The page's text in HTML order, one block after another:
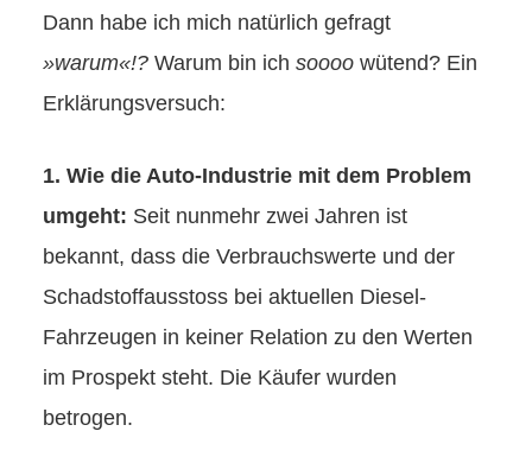
Dann habe ich mich natürlich gefragt
»warum«!? Warum bin ich soooo wütend? Ein
Erklärungsversuch:
1. Wie die Auto-Industrie mit dem Problem
umgeht: Seit nunmehr zwei Jahren ist
bekannt, dass die Verbrauchswerte und der
Schadstoffausstoss bei aktuellen Diesel-
Fahrzeugen in keiner Relation zu den Werten
im Prospekt steht. Die Käufer wurden
betrogen.